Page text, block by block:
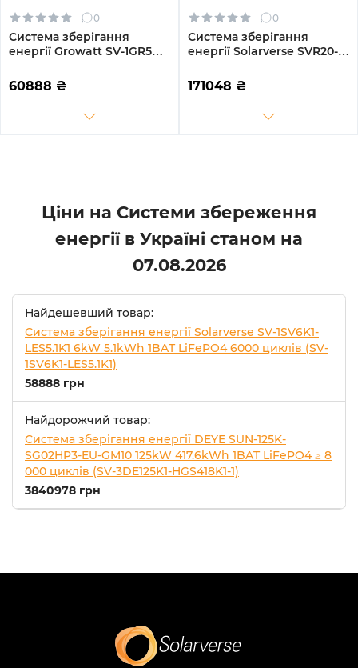
0
Система зберігання
енергії Growatt SV-1GR5K1-
LiFePO4 6000 циклів (SV-
1GR5K1-LGR5K1-1)
60888 ₴
0
Система зберігання
енергії Solarverse SVR20-
15.4kWh 3BAT LiFePO4
6000 циклів (SVR20-
171048 ₴
Ціни на Системи збереження
енергії в Україні станом на
07.08.2026
Найдешевший товар:
Система зберігання енергії Solarverse SV-1SV6K1-
LES5.1K1 6kW 5.1kWh 1BAT LiFePO4 6000 циклів (SV-
1SV6K1-LES5.1K1)
58888 грн
Найдорожчий товар:
Система зберігання енергії DEYE SUN-125K-
SG02HP3-EU-GM10 125kW 417.6kWh 1BAT LiFePO4 ≥ 8
000 циклів (SV-3DE125K1-HGS418K1-1)
3840978 грн